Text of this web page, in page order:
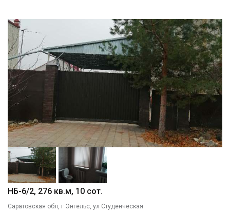
НБ-6/2, 276 кв.м, 10 сот.
Саратовская обл, г Энгельс, ул Студенческая